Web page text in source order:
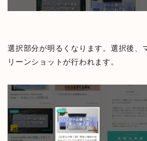
選択部分が明るくなります。選択後、
リーンショットが行われます。